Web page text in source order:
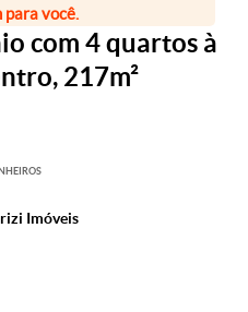
você.
com 4 quartos à
217m²
Imóveis